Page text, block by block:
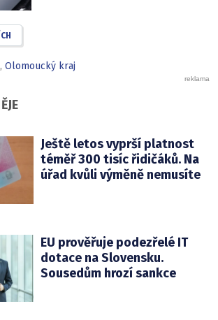
, Olomoucký kraj
Ještě letos vyprší platnost
téměř 300 tisíc řidičáků. Na
úřad kvůli výměně nemusíte
EU prověřuje podezřelé IT
dotace na Slovensku.
Sousedům hrozí sankce